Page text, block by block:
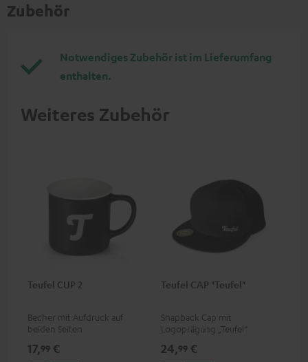
Zubehör
Notwendiges Zubehör ist im Lieferumfang
enthalten.
Weiteres Zubehör
Teufel CUP 2
Becher mit Aufdruck auf
beiden Seiten
17,99 €
Teufel CAP "Teufel"
Snapback Cap mit
Logoprägung „Teufel“
24,99 €